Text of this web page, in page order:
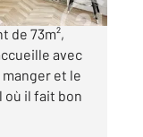
du 11
de 73m²,
avec
et le
où il fait bon